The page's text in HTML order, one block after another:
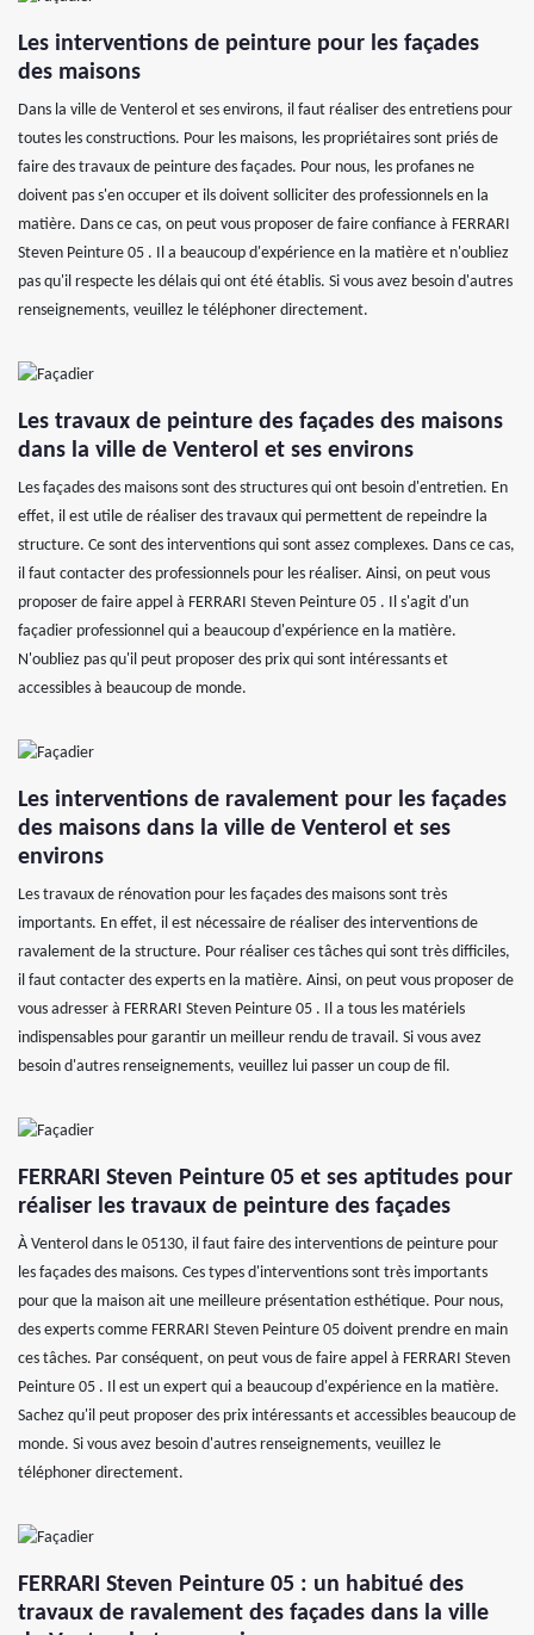
Les interventions de peinture pour les façades
des maisons
Dans la ville de Venterol et ses environs, il faut réaliser des entretiens pour
toutes les constructions. Pour les maisons, les propriétaires sont priés de
faire des travaux de peinture des façades. Pour nous, les profanes ne
doivent pas s'en occuper et ils doivent solliciter des professionnels en la
matière. Dans ce cas, on peut vous proposer de faire confiance à FERRARI
Steven Peinture 05 . Il a beaucoup d'expérience en la matière et n'oubliez
pas qu'il respecte les délais qui ont été établis. Si vous avez besoin d'autres
renseignements, veuillez le téléphoner directement.
Les travaux de peinture des façades des maisons
dans la ville de Venterol et ses environs
Les façades des maisons sont des structures qui ont besoin d'entretien. En
effet, il est utile de réaliser des travaux qui permettent de repeindre la
structure. Ce sont des interventions qui sont assez complexes. Dans ce cas,
il faut contacter des professionnels pour les réaliser. Ainsi, on peut vous
proposer de faire appel à FERRARI Steven Peinture 05 . Il s'agit d'un
façadier professionnel qui a beaucoup d'expérience en la matière.
N'oubliez pas qu'il peut proposer des prix qui sont intéressants et
accessibles à beaucoup de monde.
Les interventions de ravalement pour les façades
des maisons dans la ville de Venterol et ses
environs
Les travaux de rénovation pour les façades des maisons sont très
importants. En effet, il est nécessaire de réaliser des interventions de
ravalement de la structure. Pour réaliser ces tâches qui sont très difficiles,
il faut contacter des experts en la matière. Ainsi, on peut vous proposer de
vous adresser à FERRARI Steven Peinture 05 . Il a tous les matériels
indispensables pour garantir un meilleur rendu de travail. Si vous avez
besoin d'autres renseignements, veuillez lui passer un coup de fil.
FERRARI Steven Peinture 05 et ses aptitudes pour
réaliser les travaux de peinture des façades
À Venterol dans le 05130, il faut faire des interventions de peinture pour
les façades des maisons. Ces types d'interventions sont très importants
pour que la maison ait une meilleure présentation esthétique. Pour nous,
des experts comme FERRARI Steven Peinture 05 doivent prendre en main
ces tâches. Par conséquent, on peut vous de faire appel à FERRARI Steven
Peinture 05 . Il est un expert qui a beaucoup d'expérience en la matière.
Sachez qu'il peut proposer des prix intéressants et accessibles beaucoup de
monde. Si vous avez besoin d'autres renseignements, veuillez le
téléphoner directement.
FERRARI Steven Peinture 05 : un habitué des
travaux de ravalement des façades dans la ville